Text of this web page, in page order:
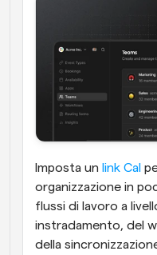
Imposta un link Cal
organizzazione in
flussi di lavoro a
instradamento, del
della